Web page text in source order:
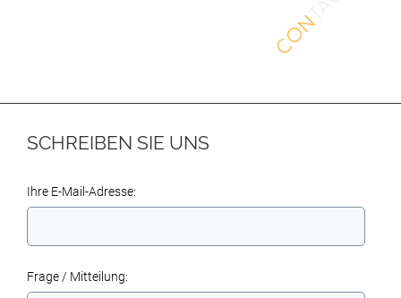
CON
SCHREIBEN SIE UNS
Ihre E-Mail-Adresse:
Frage / Mitteilung: